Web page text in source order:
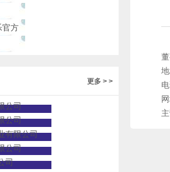
官方
更多 > >
公司
公司
有限公司
公司
司